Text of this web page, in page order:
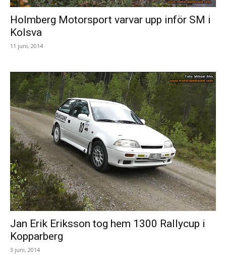
Holmberg Motorsport varvar upp inför SM i
Kolsva
11 juni, 2014
Jan Erik Eriksson tog hem 1300 Rallycup i
Kopparberg
3 juni, 2014